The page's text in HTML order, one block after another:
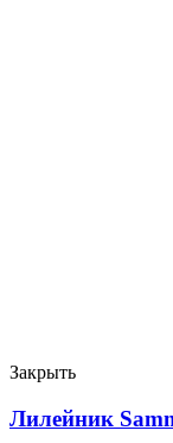
Закрыть
Лилейник